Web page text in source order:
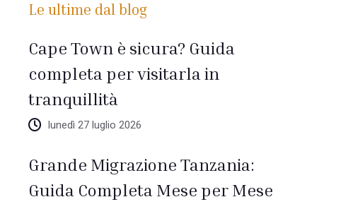
Le ultime dal blog
Cape Town è sicura? Guida
completa per visitarla in
tranquillità
lunedì 27 luglio 2026
Grande Migrazione Tanzania:
Guida Completa Mese per Mese